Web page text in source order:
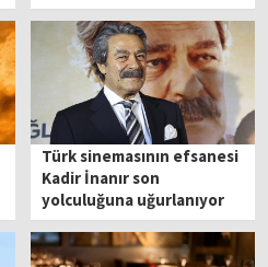
Türk sinemasının efsanesi
Kadir İnanır son
yolculuğuna uğurlanıyor